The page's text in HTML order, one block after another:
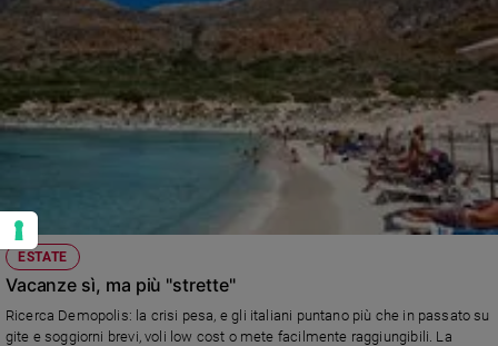
oltre 16 ore al giorno.
ESTATE
Vacanze sì, ma più "strette"
Ricerca Demopolis: la crisi pesa, e gli italiani puntano più che in passato su
gite e soggiorni brevi, voli low cost o mete facilmente raggiungibili. La